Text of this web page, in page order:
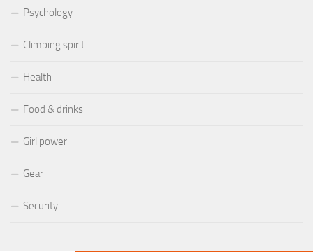
Psychology
Climbing spirit
Health
Food & drinks
Girl power
Gear
Security